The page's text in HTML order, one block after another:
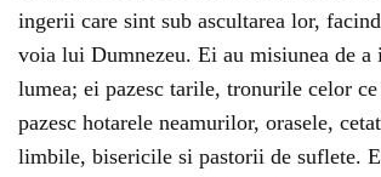
ingerii care sint sub ascultarea lor,
voia lui Dumnezeu. Ei au misiunea de a
lumea; ei pazesc tarile, tronurile celor
pazesc hotarele neamurilor, orasele,
limbile, bisericile si pastorii de suflete.